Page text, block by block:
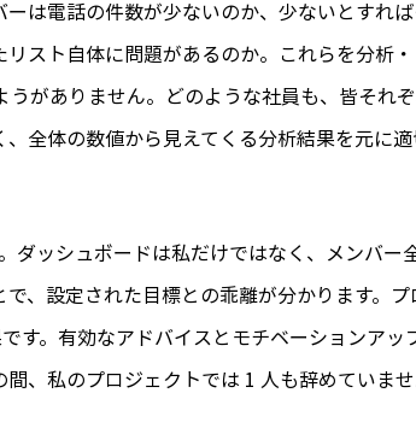
は電話の件数が少ないのか、少ないとすれ
スト自体に問題があるのか。これらを分析
うがありません。どのような社員も、皆それ
全体の数値から見えてくる分析結果を元に
ダッシュボードは私だけではなく、メンバ
、設定された目標との乖離が分かります。
す。有効なアドバイスとモチベーションア
、私のプロジェクトでは 1 人も辞めていま